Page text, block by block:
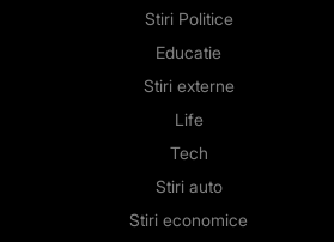
Stiri Politice
Educatie
Stiri externe
Life
Tech
Stiri auto
Stiri economice